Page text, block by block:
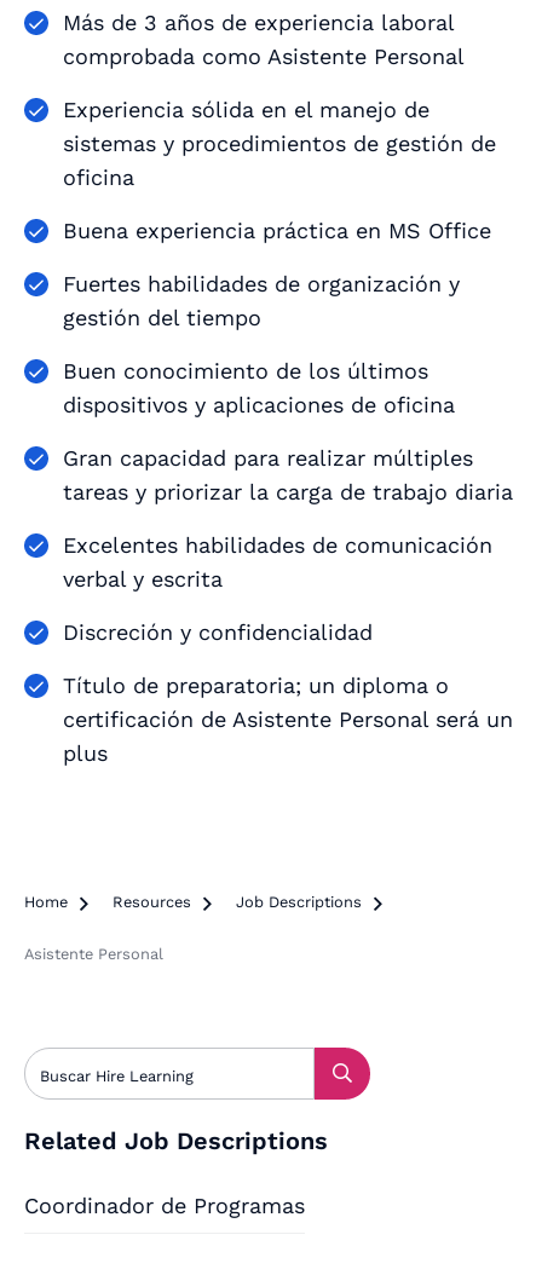
Más de 3 años de experiencia laboral
comprobada como Asistente Personal
Experiencia sólida en el manejo de
sistemas y procedimientos de gestión de
oficina
Buena experiencia práctica en MS Office
Fuertes habilidades de organización y
gestión del tiempo
Buen conocimiento de los últimos
dispositivos y aplicaciones de oficina
Gran capacidad para realizar múltiples
tareas y priorizar la carga de trabajo diaria
Excelentes habilidades de comunicación
verbal y escrita
Discreción y confidencialidad
Título de preparatoria; un diploma o
certificación de Asistente Personal será un
plus
Home  Resources  Job Descriptions 
Asistente Personal
Related Job Descriptions
Coordinador de Programas